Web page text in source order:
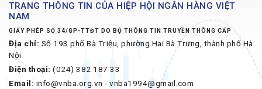
TRANG THÔNG TIN CỦA HIỆP HỘI NGÂN HÀNG VIỆT
NAM
GIẤY PHÉP SỐ 34/GP-TTĐT DO BỘ THÔNG TIN TRUYỀN THÔNG CẤP
Địa chỉ: Số 193 phố Bà Triệu, phường Hai Bà Trưng, thành phố Hà
Nội
Điện thoại: (024) 382 187 33
Email: info@vnba.org.vn - vnba1994@gmail.com